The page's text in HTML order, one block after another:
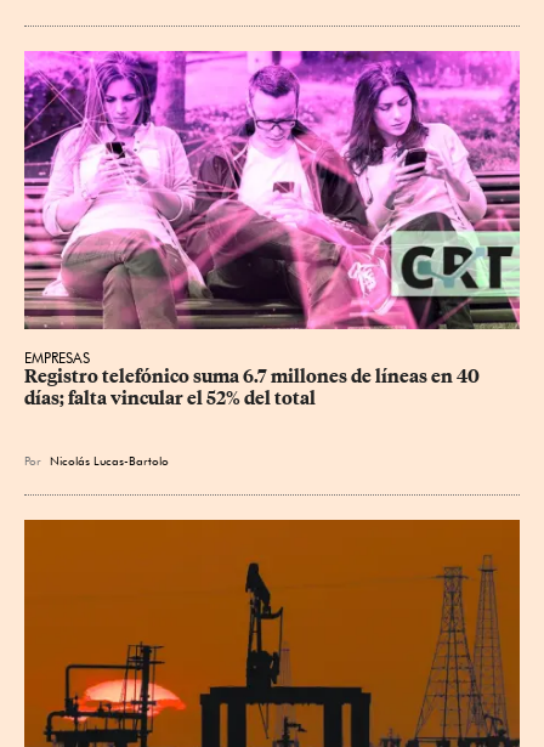
EMPRESAS
Registro telefónico suma 6.7 millones de líneas en 40
días; falta vincular el 52% del total
Por Nicolás Lucas-Bartolo